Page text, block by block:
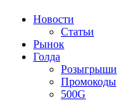
Новости
Статьи
Рынок
Голда
Розыгрыши
Промокоды
500G